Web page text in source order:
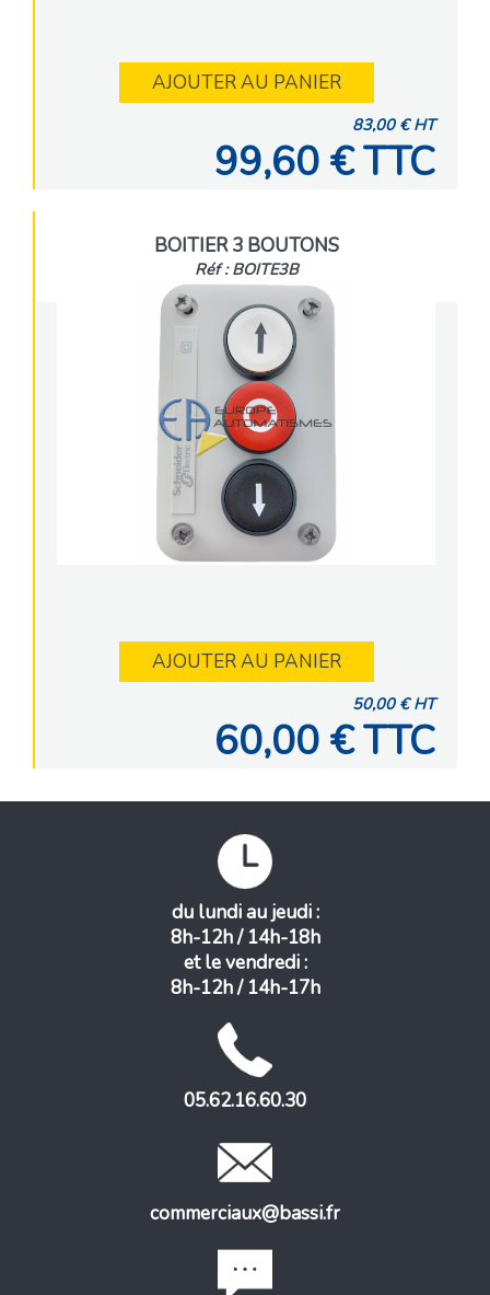
AJOUTER AU PANIER
83,00 € HT
99,60 € TTC
BOITIER 3 BOUTONS
Réf : BOITE3B
AJOUTER AU PANIER
50,00 € HT
60,00 € TTC
du lundi au jeudi :
8h-12h / 14h-18h
et le vendredi :
8h-12h / 14h-17h
05.62.16.60.30
commerciaux@bassi.fr